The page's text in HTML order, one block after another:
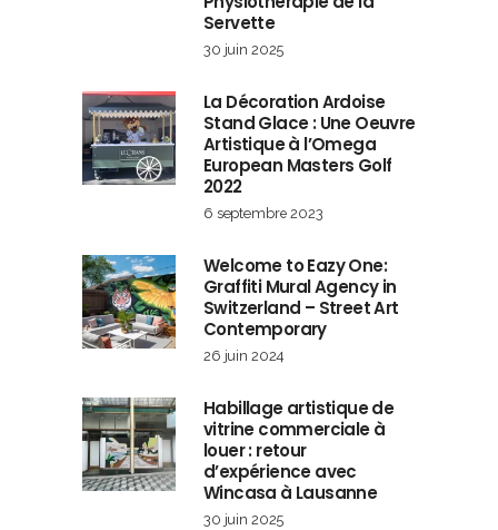
Servette
30 juin 2025
La Décoration Ardoise
Stand Glace : Une Oeuvre
Artistique à l’Omega
European Masters Golf
2022
6 septembre 2023
Welcome to Eazy One:
Graffiti Mural Agency in
Switzerland – Street Art
Contemporary
26 juin 2024
Habillage artistique de
vitrine commerciale à
louer : retour
d’expérience avec
Wincasa à Lausanne
30 juin 2025